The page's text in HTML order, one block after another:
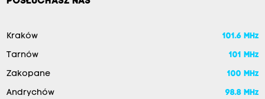
Kraków 101.6 MHz
Tarnów 101 MHz
Zakopane 100 MHz
Andrychów 98.8 MHz